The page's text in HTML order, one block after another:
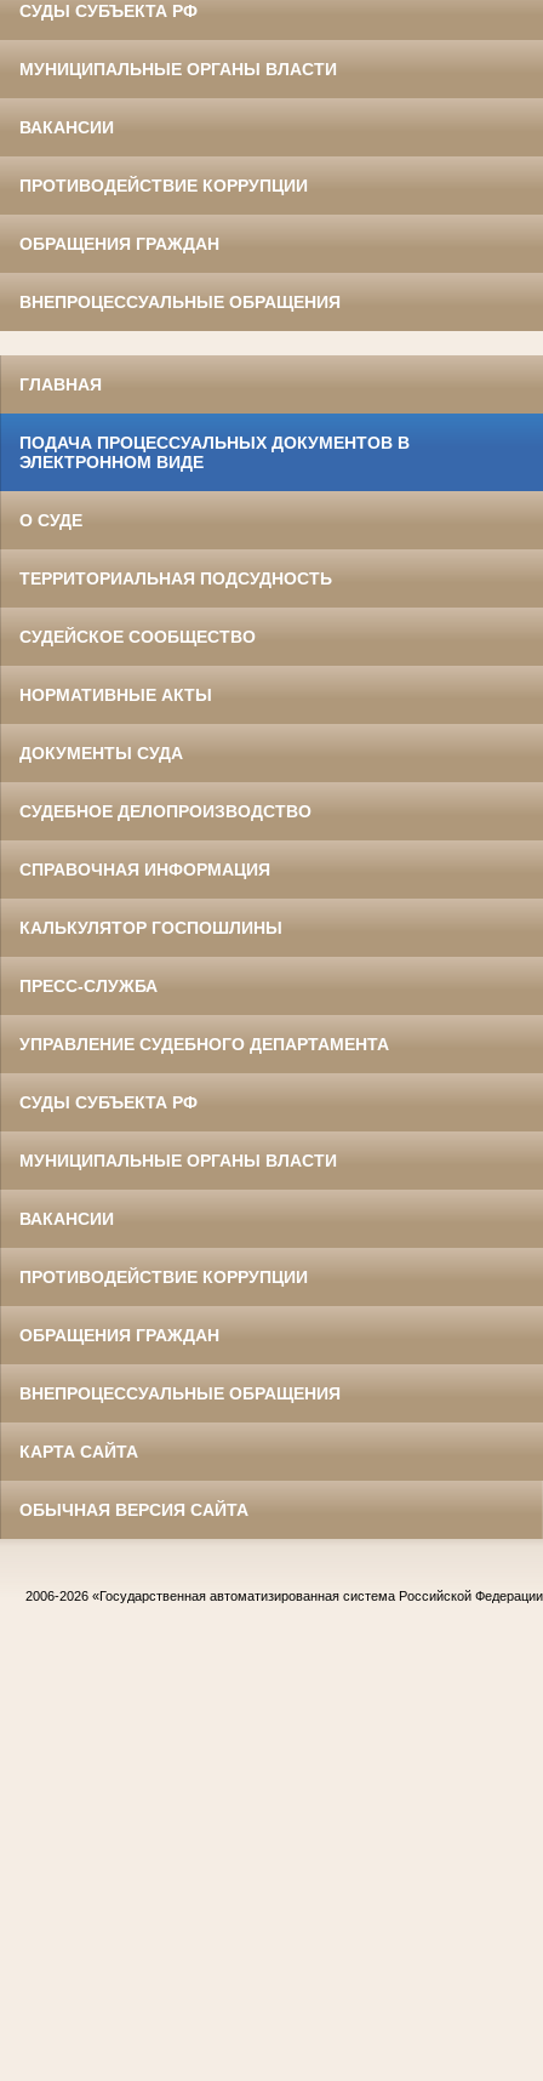
СУДЫ СУБЪЕКТА РФ
МУНИЦИПАЛЬНЫЕ ОРГАНЫ ВЛАСТИ
ВАКАНСИИ
ПРОТИВОДЕЙСТВИЕ КОРРУПЦИИ
ОБРАЩЕНИЯ ГРАЖДАН
ВНЕПРОЦЕССУАЛЬНЫЕ ОБРАЩЕНИЯ
ГЛАВНАЯ
ПОДАЧА ПРОЦЕССУАЛЬНЫХ ДОКУМЕНТОВ В
ЭЛЕКТРОННОМ ВИДЕ
О СУДЕ
ТЕРРИТОРИАЛЬНАЯ ПОДСУДНОСТЬ
СУДЕЙСКОЕ СООБЩЕСТВО
НОРМАТИВНЫЕ АКТЫ
ДОКУМЕНТЫ СУДА
СУДЕБНОЕ ДЕЛОПРОИЗВОДСТВО
СПРАВОЧНАЯ ИНФОРМАЦИЯ
КАЛЬКУЛЯТОР ГОСПОШЛИНЫ
ПРЕСС-СЛУЖБА
УПРАВЛЕНИЕ СУДЕБНОГО ДЕПАРТАМЕНТА
СУДЫ СУБЪЕКТА РФ
МУНИЦИПАЛЬНЫЕ ОРГАНЫ ВЛАСТИ
ВАКАНСИИ
ПРОТИВОДЕЙСТВИЕ КОРРУПЦИИ
ОБРАЩЕНИЯ ГРАЖДАН
ВНЕПРОЦЕССУАЛЬНЫЕ ОБРАЩЕНИЯ
КАРТА САЙТА
ОБЫЧНАЯ ВЕРСИЯ САЙТА
2006-2026 «Государственная автоматизированная система Российской